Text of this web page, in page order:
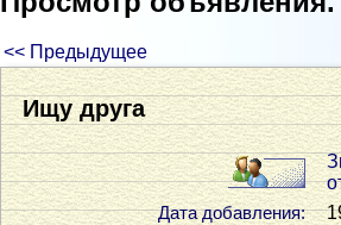
<< Предыдущее
Ищу друга
Дата добавления: